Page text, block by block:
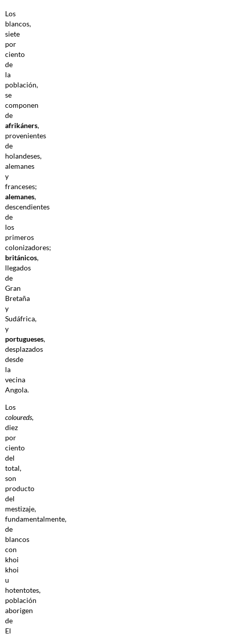
Los
blancos,
siete
por
ciento
de
la
población,
se
componen
de
afrikáners,
provenientes
de
holandeses,
alemanes
y
franceses;
alemanes,
descendientes
de
los
primeros
colonizadores;
británicos,
llegados
de
Gran
Bretaña
y
Sudáfrica,
y
portugueses,
desplazados
desde
la
vecina
Angola.
Los
coloureds,
diez
por
ciento
del
total,
son
producto
del
mestizaje,
fundamentalmente,
de
blancos
con
khoi
khoi
u
hotentotes,
población
aborigen
de
El